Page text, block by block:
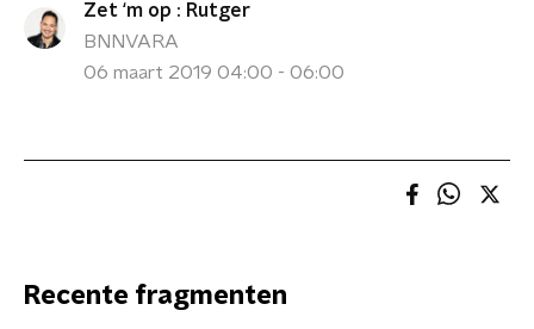
Zet ‘m op : Rutger
BNNVARA
06 maart 2019 04:00 - 06:00
Recente fragmenten